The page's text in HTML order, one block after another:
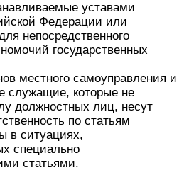
уставами
Федерации или
непосредственного
государственных
местного самоуправления и
служащие, которые не
должностных лиц, несут
по статьям
в ситуациях,
специально
статьями.